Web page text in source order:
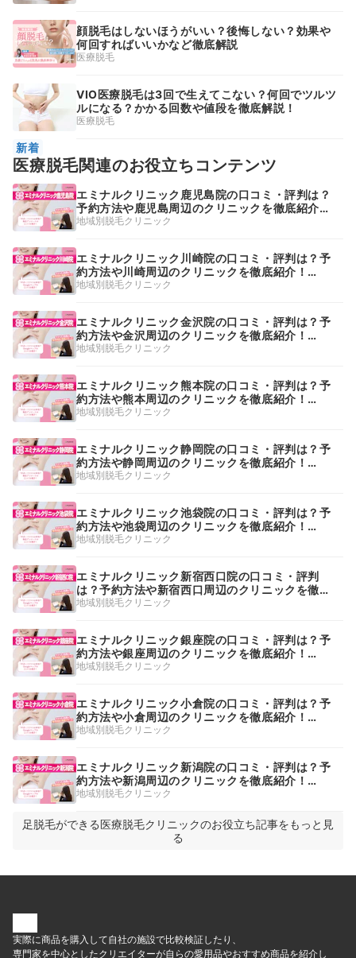
顔脱毛はしないほうがいい？後悔しない？効果や
何回すればいいかなど徹底解説
医療脱毛
VIO医療脱毛は3回で生えてこない？何回でツルツ
ルになる？かかる回数や値段を徹底解説！
医療脱毛
新着
医療脱毛関連のお役立ちコンテンツ
エミナルクリニック鹿児島院の口コミ・評判は？
予約方法や鹿児島周辺のクリニックを徹底紹介！
【2026年】
地域別脱毛クリニック
エミナルクリニック川崎院の口コミ・評判は？予
約方法や川崎周辺のクリニックを徹底紹介！
【2026年】
地域別脱毛クリニック
エミナルクリニック金沢院の口コミ・評判は？予
約方法や金沢周辺のクリニックを徹底紹介！
【2026年】
地域別脱毛クリニック
エミナルクリニック熊本院の口コミ・評判は？予
約方法や熊本周辺のクリニックを徹底紹介！
【2026年】
地域別脱毛クリニック
エミナルクリニック静岡院の口コミ・評判は？予
約方法や静岡周辺のクリニックを徹底紹介！
【2026年】
地域別脱毛クリニック
エミナルクリニック池袋院の口コミ・評判は？予
約方法や池袋周辺のクリニックを徹底紹介！
【2026年】
地域別脱毛クリニック
エミナルクリニック新宿西口院の口コミ・評判
は？予約方法や新宿西口周辺のクリニックを徹底
紹介！【2026年】
地域別脱毛クリニック
エミナルクリニック銀座院の口コミ・評判は？予
約方法や銀座周辺のクリニックを徹底紹介！
【2026年】
地域別脱毛クリニック
エミナルクリニック小倉院の口コミ・評判は？予
約方法や小倉周辺のクリニックを徹底紹介！
【2026年】
地域別脱毛クリニック
エミナルクリニック新潟院の口コミ・評判は？予
約方法や新潟周辺のクリニックを徹底紹介！
【2026年】
地域別脱毛クリニック
足脱毛ができる医療脱毛クリニックのお役立ち記事をもっと見
る
実際に商品を購入して自社の施設で比較検証したり、
専門家を中心としたクリエイターが自らの愛用品やおすすめ商品を紹介し